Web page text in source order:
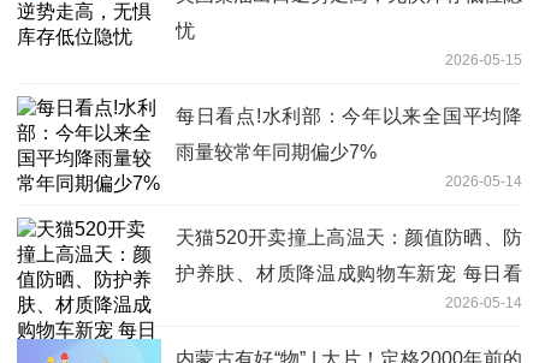
忧
2026-05-15
每日看点!水利部：今年以来全国平均降
雨量较常年同期偏少7%
2026-05-14
天猫520开卖撞上高温天：颜值防晒、防
护养肤、材质降温成购物车新宠 每日看
2026-05-14
内蒙古有好“物” | 大片！定格2000年前的